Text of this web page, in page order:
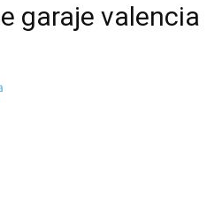
garaje valencia